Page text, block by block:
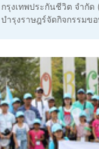
กรุงเทพประกันชีวิต จำกั
บำรุงราษฎร์จัดกิจกรรม
สรร อัศวนพเกียรติ ที่ปรึก
แพทย์ บริษัท กรุงเทพประกันชีวิต จำกัด (มหาชน) ให้เกียรติเป็น
ประธานเปิดงาน